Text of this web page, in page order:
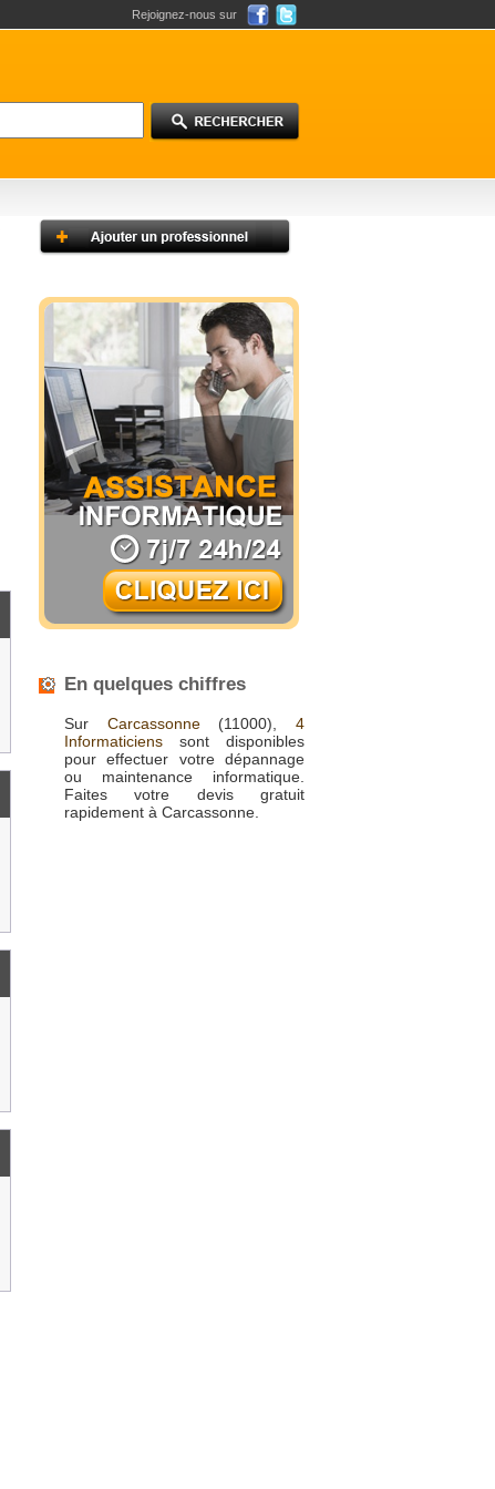
Rejoignez-nous sur
En quelques chiffres
Sur Carcassonne(11000),4
Informaticiens sont disponibles
pour effectuer votre dépannage
ou maintenance informatique.
Faites votre devis gratuit
rapidement à Carcassonne.